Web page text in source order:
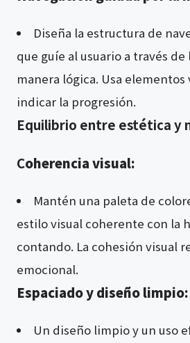
Diseña la estructura de
que guíe al usuario a través
manera lógica. Usa elementos
indicar la progresión.
Equilibrio entre estética y
Coherencia visual:
Mantén una paleta de
estilo visual coherente con la
contando. La cohesión visual
emocional.
Espaciado y diseño limpio:
Un diseño limpio y un uso